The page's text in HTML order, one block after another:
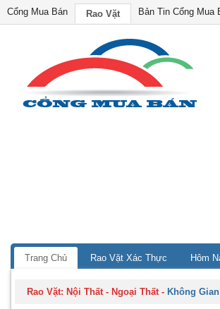
Cổng Mua Bán Rao Vặt Bản Tin Cổng Mua
Trang Chủ Rao Vặt Xác Thực Hôm
Rao Vặt: Nội Thất - Ngoại Thất- Không